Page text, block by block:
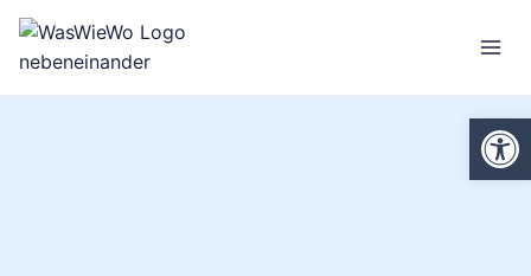
Zum
Inhalt
springen